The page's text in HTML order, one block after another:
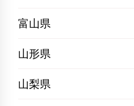
富山県
山形県
山梨県